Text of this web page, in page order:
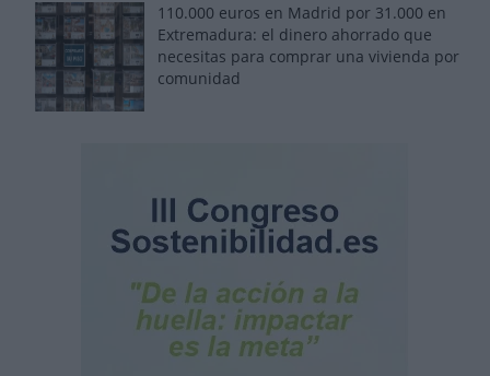
110.000 euros en Madrid por 31.000 en
Extremadura: el dinero ahorrado que
necesitas para comprar una vivienda por
comunidad